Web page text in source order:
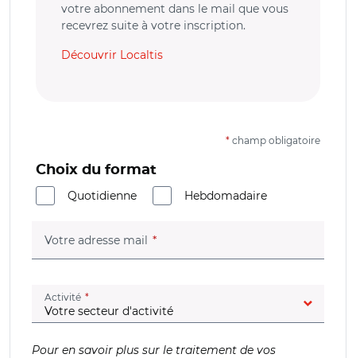
votre abonnement dans le mail que vous
recevrez suite à votre inscription.
Découvrir Localtis
* champ obligatoire
Choix du format
Quotidienne
Hebdomadaire
Votre adresse mail (champ obligatoire)
Activité (champ obligatoire)
Pour en savoir plus sur le traitement de vos